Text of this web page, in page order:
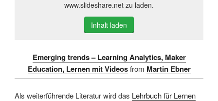
www.slideshare.net zu laden.
Inhalt laden
Emerging trends – Learning Analytics, Maker
Education, Lernen mit Videos from Martin Ebner
Als weiterführende Literatur wird das Lehrbuch für Lernen